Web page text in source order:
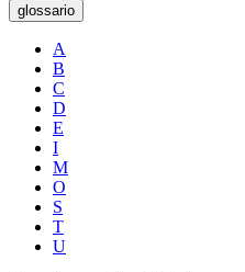
glossario
A
B
C
D
E
I
M
O
S
T
U